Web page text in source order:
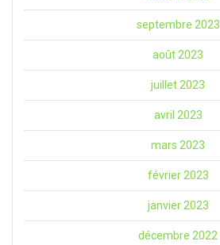
septembre 2023
août 2023
juillet 2023
avril 2023
mars 2023
février 2023
janvier 2023
décembre 2022